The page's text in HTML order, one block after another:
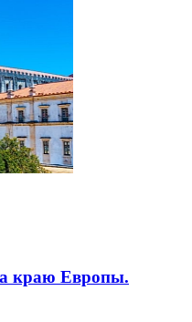
краю Европы.